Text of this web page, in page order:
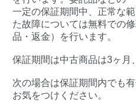
一定の保証期間中、正常な
た故障については無料での
品・返金）を行います。
保証期間は中古商品は3ヶ月
次の場合は保証期間内でも
お気をつけください。